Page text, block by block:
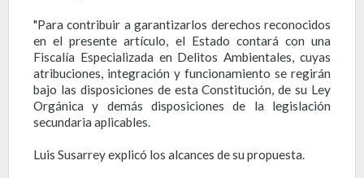
"Para contribuir a garantizarlos derechos reconocidos
en el presente artículo, el Estado contará con una
Fiscalía Especializada en Delitos Ambientales, cuyas
atribuciones, integración y funcionamiento se regirán
bajo las disposiciones de esta Constitución, de su Ley
Orgánica y demás disposiciones de la legislación
secundaria aplicables.
Luis Susarrey explicó los alcances de su propuesta.